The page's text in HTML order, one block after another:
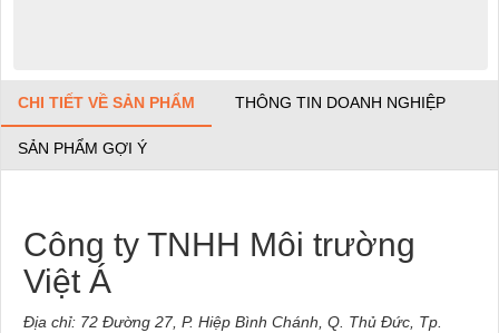
CHI TIẾT VỀ SẢN PHẨM THÔNG TIN DOANH NGHIỆP
SẢN PHẨM GỢI Ý
Công ty TNHH Môi trường
Việt Á
Địa chỉ: 72 Đường 27, P. Hiệp Bình Chánh, Q. Thủ Đức, Tp.